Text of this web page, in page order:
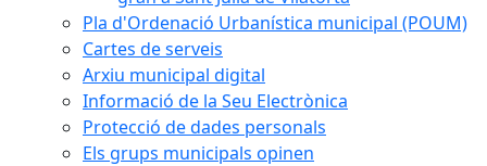
Pla d'Ordenació Urbanística municipal (POUM)
Cartes de serveis
Arxiu municipal digital
Informació de la Seu Electrònica
Protecció de dades personals
Els grups municipals opinen